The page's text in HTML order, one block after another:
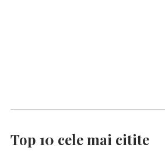
Top 10 cele mai citite